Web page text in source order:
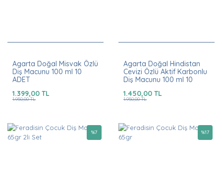
Agarta Doğal Misvak Özlü
Diş Macunu 100 ml 10
ADET
1.399,00 TL
1.950,00 TL
Agarta Doğal Hindistan
Cevizi Özlü Aktif Karbonlu
Diş Macunu 100 ml 10
1.450,00 TL
1.950,00 TL
%7 %17